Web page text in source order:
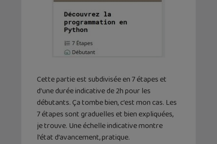
Cette partie est subdivisée en 7 étapes et
d’une durée indicative de 2h pour les
débutants. Ça tombe bien, c’est mon cas. Les
7 étapes sont graduelles et bien expliquées,
je trouve. Une échelle indicative montre
l’état d’avancement, pratique.